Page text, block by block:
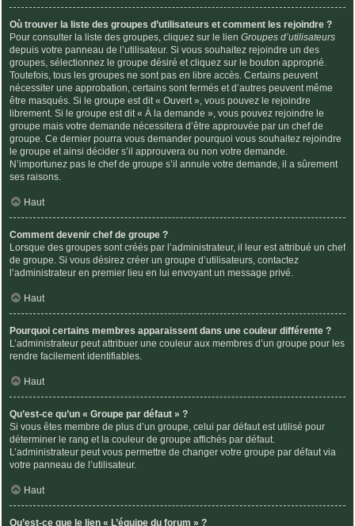
Où trouver la liste des groupes d’utilisateurs et comment les rejoindre ?
Pour consulter la liste des groupes, cliquez sur le lien Groupes d’utilisateurs
depuis votre panneau de l’utilisateur. Si vous souhaitez rejoindre un des
groupes, sélectionnez le groupe désiré et cliquez sur le bouton approprié.
Toutefois, tous les groupes ne sont pas en libre accès. Certains peuvent
nécessiter une approbation, certains sont fermés et d’autres peuvent même
être masqués. Si le groupe est dit « Ouvert », vous pouvez le rejoindre
librement. Si le groupe est dit « À la demande », vous pouvez rejoindre le
groupe mais votre demande nécessitera d’être approuvée par un chef de
groupe. Ce dernier pourra vous demander pourquoi vous souhaitez rejoindre
le groupe et ainsi décider s’il approuvera ou non votre demande.
N’importunez pas le chef de groupe s’il annule votre demande, il a sûrement
ses raisons.
Haut
Comment devenir chef de groupe ?
Lorsque des groupes sont créés par l’administrateur, il leur est attribué un chef
de groupe. Si vous désirez créer un groupe d’utilisateurs, contactez
l’administrateur en premier lieu en lui envoyant un message privé.
Haut
Pourquoi certains membres apparaissent dans une couleur différente ?
L’administrateur peut attribuer une couleur aux membres d’un groupe pour les
rendre facilement identifiables.
Haut
Qu’est-ce qu’un « Groupe par défaut » ?
Si vous êtes membre de plus d’un groupe, celui par défaut est utilisé pour
déterminer le rang et la couleur de groupe affichés par défaut.
L’administrateur peut vous permettre de changer votre groupe par défaut via
votre panneau de l’utilisateur.
Haut
Qu’est-ce que le lien « L’équipe du forum » ?